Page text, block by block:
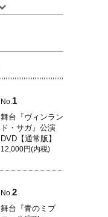
No. 1
舞台『ヴィンラン
ド・サガ』公演
DVD【通常版】
12,000円(内税)
No. 2
舞台『青のミブ